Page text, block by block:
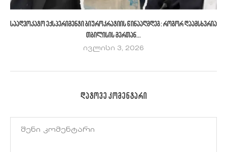
საადვოკატო ექსპერიმენტი ბიუროკრატიის წინააღმდეგ: როგორ დაამსხვრია
თბილისის მერთან...
ივლისი 3, 2026
ᲓᲐᲢᲝᲕᲔ ᲙᲝᲛᲔᲜᲢᲐᲠᲘ